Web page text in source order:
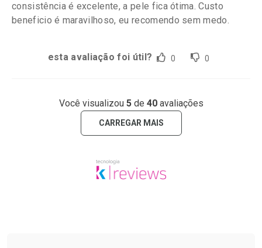
consistência é excelente, a pele fica ótima. Custo
beneficio é maravilhoso, eu recomendo sem medo.
esta avaliação foi útil? 0 0
Você visualizou 5de 40avaliações
CARREGAR MAIS